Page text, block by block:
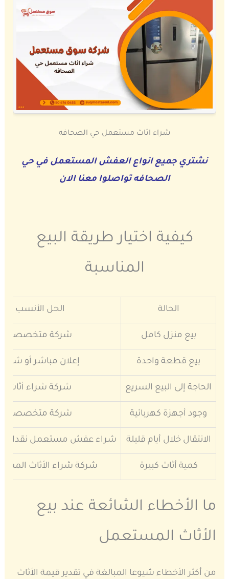
شراء اثاث مستعمل حي الصحافه
نشتري جميع انواع العفش المستعمل في حي
الصحافه تواصلوا معنا الان
كيفية اختيار طريقة البيع
المناسبة
الحالة الحل الأنسب
بيع منزل كامل شركة متخصصة
بيع قطعة واحدة إعلان مباشر أو شركة
الحاجة إلى البيع السريع شركة شراء أثاث
وجود أجهزة كهربائية شركة متخصصة
الانتقال خلال أيام قليلة شراء عفش مستعمل نقدا حي
كمية أثاث كبيرة شركة شراء الأثاث
ما الأخطاء الشائعة عند بيع
الأثاث المستعمل
من أكثر الأخطاء شيوعا المبالغة في تقدير قيمة الأثاث